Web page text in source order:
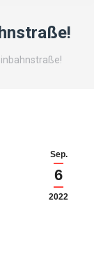
Sep.
6
2022